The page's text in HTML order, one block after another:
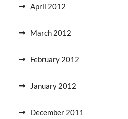
April 2012
March 2012
February 2012
January 2012
December 2011